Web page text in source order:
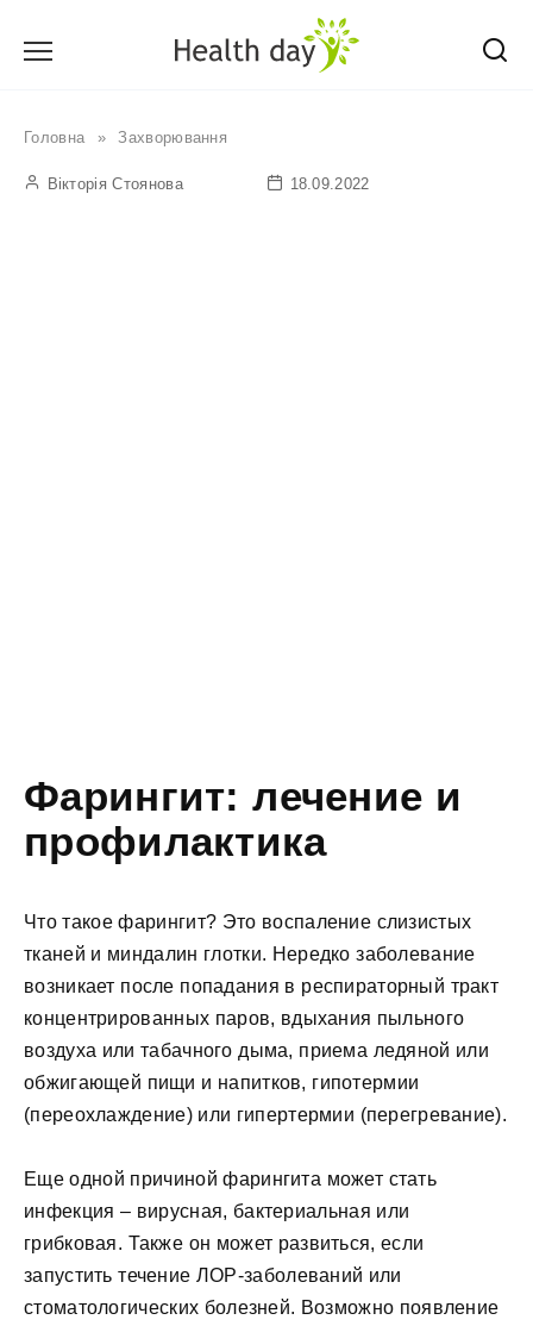
Головна » Захворювання
Вікторія Стоянова 18.09.2022
Фарингит: лечение и
профилактика
Что такое фарингит? Это воспаление слизистых
тканей и миндалин глотки. Нередко заболевание
возникает после попадания в респираторный тракт
концентрированных паров, вдыхания пыльного
воздуха или табачного дыма, приема ледяной или
обжигающей пищи и напитков, гипотермии
(переохлаждение) или гипертермии (перегревание).
Еще одной причиной фарингита может стать
инфекция – вирусная, бактериальная или
грибковая. Также он может развиться, если
запустить течение ЛОР-заболеваний или
стоматологических болезней. Возможно появление